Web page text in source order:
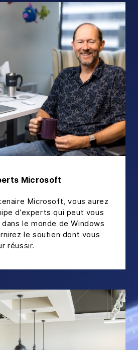
Microsoft
Microsoft, vous aurez
d’experts qui peut vous
le monde de Windows
le soutien dont vous
réussir.